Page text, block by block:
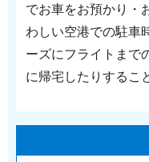
でお車をお預かり・
わしい空港での駐車
ーズにフライトまで
に帰宅したりするこ